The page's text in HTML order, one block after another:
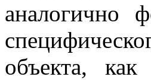
аналогично
объекта,